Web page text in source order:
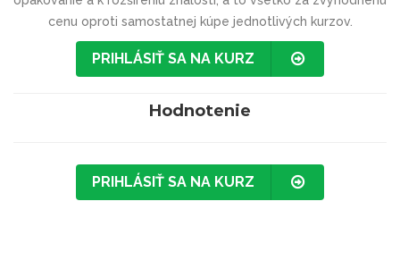
cenu oproti samostatnej kúpe jednotlivých kurzov.
PRIHLÁSIŤ SA NA KURZ
Hodnotenie
PRIHLÁSIŤ SA NA KURZ